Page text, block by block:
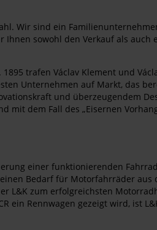
Wir sind ein
sowohl den Verkauf als
trafen Václav Klement und
Unternehmen auf Markt, das
und überzeugendem
dem Fall des „Eisernen
einer funktionierenden
Bedarf für Motorfahrräder
L&K zum erfolgreichsten
ein Rennwagen gezeigt wird, ist